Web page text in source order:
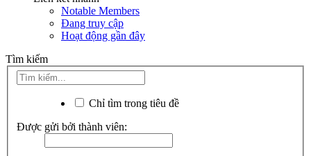
Notable Members
Đang truy cập
Hoạt động gần đây
Tìm kiếm
Chỉ tìm trong tiêu đề
Được gửi bởi thành viên: